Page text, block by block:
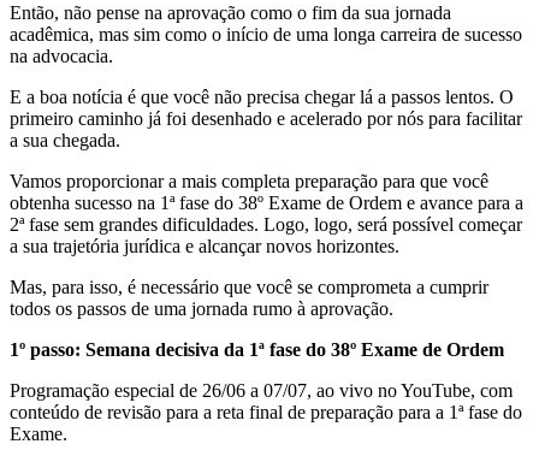
Então, não pense na aprovação como o fim da sua jornada
acadêmica, mas sim como o início de uma longa carreira de sucesso
na advocacia.
E a boa notícia é que você não precisa chegar lá a passos lentos. O
primeiro caminho já foi desenhado e acelerado por nós para facilitar
a sua chegada.
Vamos proporcionar a mais completa preparação para que você
obtenha sucesso na 1ª fase do 38º Exame de Ordem e avance para a
2ª fase sem grandes dificuldades. Logo, logo, será possível começar
a sua trajetória jurídica e alcançar novos horizontes.
Mas, para isso, é necessário que você se comprometa a cumprir
todos os passos de uma jornada rumo à aprovação.
1º passo: Semana decisiva da 1ª fase do 38º Exame de Ordem
Programação especial de 26/06 a 07/07, ao vivo no YouTube, com
conteúdo de revisão para a reta final de preparação para a 1ª fase do
Exame.